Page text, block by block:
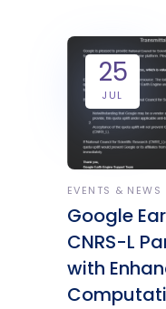
25
JUL
EVENTS & NEWS
Google
CNRS-L
with